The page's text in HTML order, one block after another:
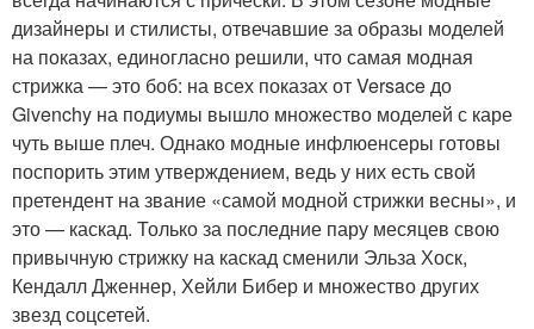
дизайнеры и стилисты, отвечавшие за образы моделей
на показах, единогласно решили, что самая модная
стрижка — это боб: на всех показах от Versace до
Givenchy на подиумы вышло множество моделей с каре
чуть выше плеч. Однако модные инфлюенсеры готовы
поспорить этим утверждением, ведь у них есть свой
претендент на звание «самой модной стрижки весны», и
это — каскад. Только за последние пару месяцев свою
привычную стрижку на каскад сменили Эльза Хоск,
Кендалл Дженнер, Хейли Бибер и множество других
звезд соцсетей.